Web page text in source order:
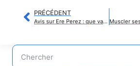
PRÉCÉDENT
Avis sur Ere Perez : que valent vraiment les produits de beauté naturels ?